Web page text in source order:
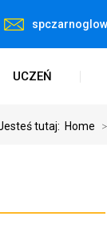
UCZEŃ
tutaj: Home >